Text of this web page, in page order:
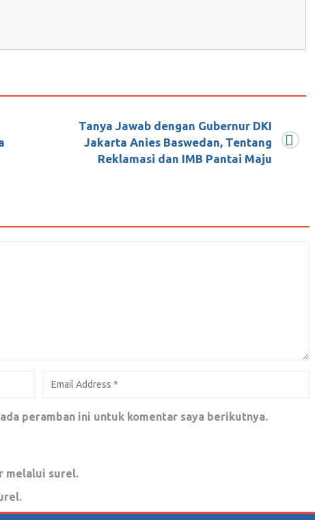
sebagai obyek mainan
Mahendra
Tanya Jawab dengan Gubernur DKI
Jakarta Anies Baswedan, Tentang
Reklamasi dan IMB Pantai Maju
peramban ini untuk komentar saya berikutnya.
melalui surel.